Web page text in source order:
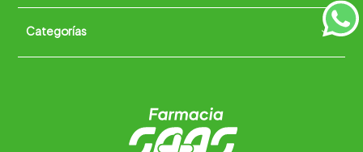
Quiénes somos
Trabaja con nosotros
Categorías +